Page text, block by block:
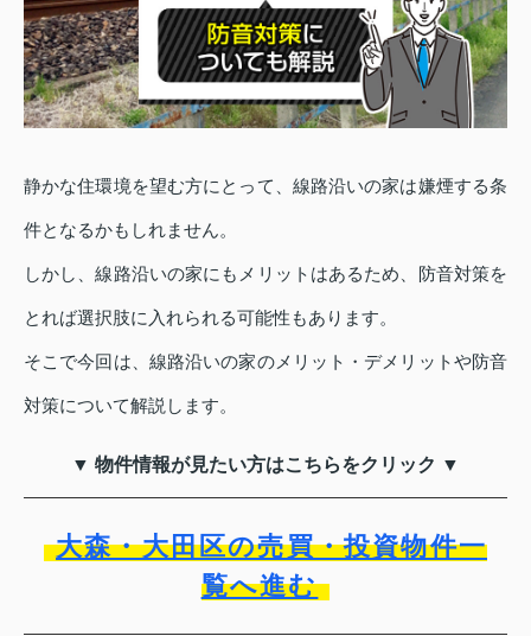
静かな住環境を望む方にとって、線路沿いの家は嫌煙する条
件となるかもしれません。
しかし、線路沿いの家にもメリットはあるため、防音対策を
とれば選択肢に入れられる可能性もあります。
そこで今回は、線路沿いの家のメリット・デメリットや防音
対策について解説します。
▼ 物件情報が見たい方はこちらをクリック ▼
大森・大田区の売買・投資物件一
覧へ進む